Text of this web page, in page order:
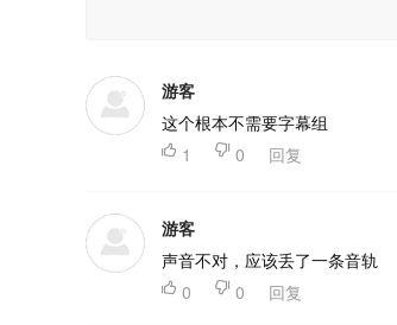
游客
这个根本不需要字幕组
 1  0 回复
游客
声音不对，应该丢了一条音轨
 0  0 回复